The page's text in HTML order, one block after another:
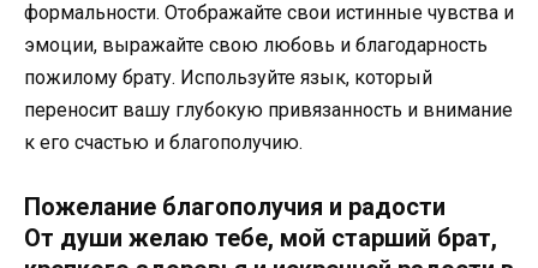
формальности. Отображайте свои истинные чувства и
эмоции, выражайте свою любовь и благодарность
пожилому брату. Используйте язык, который
переносит вашу глубокую привязанность и внимание
к его счастью и благополучию.
Пожелание благополучия и радости
От души желаю тебе, мой старший брат,